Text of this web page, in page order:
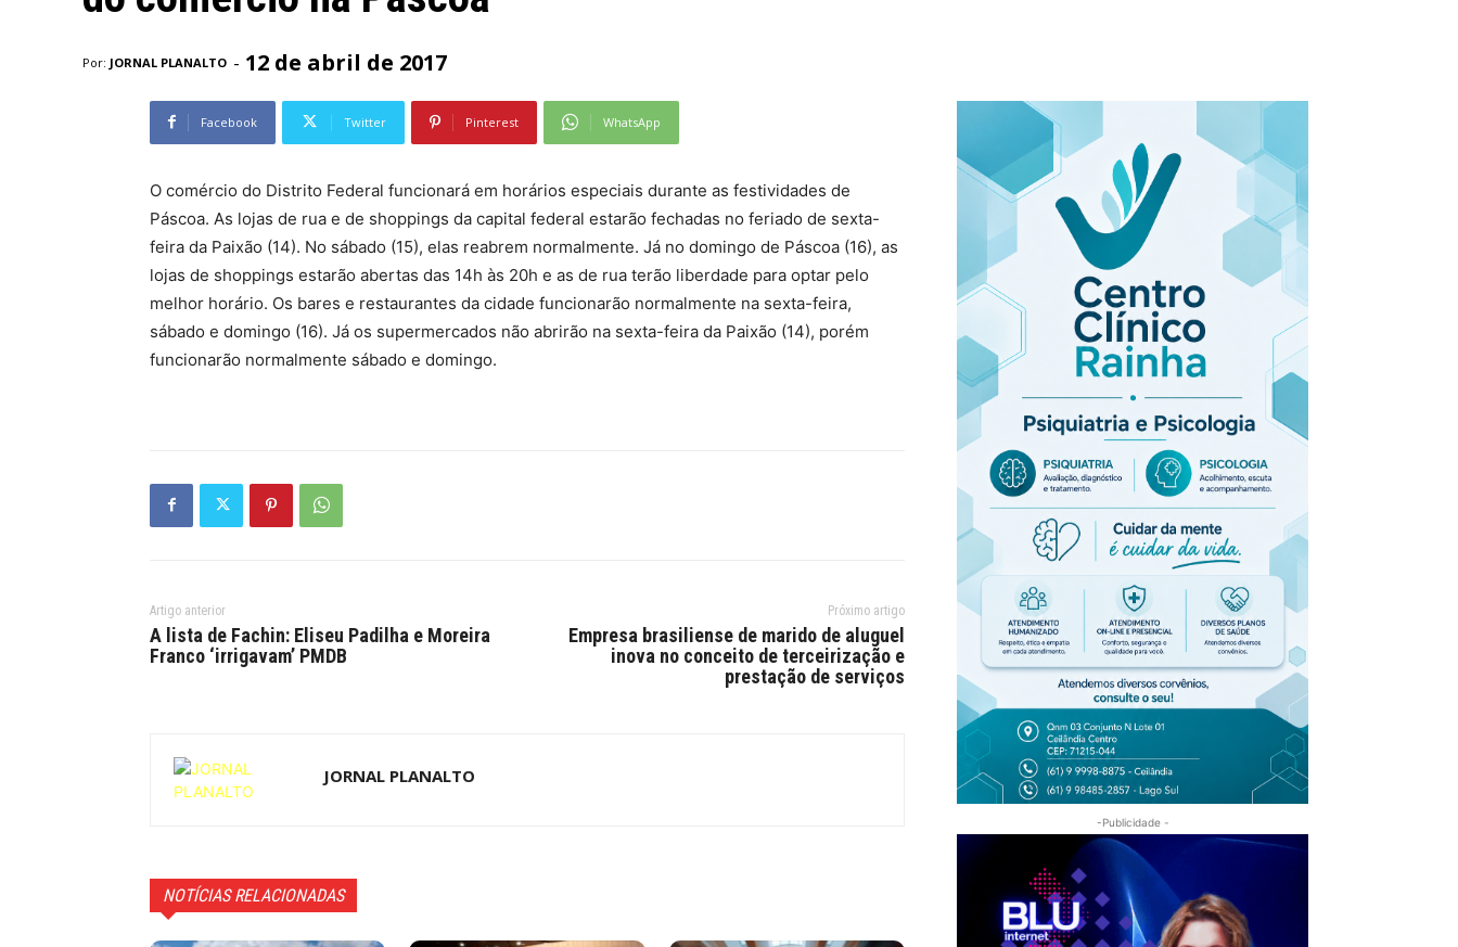
Por: JORNAL PLANALTO - 12 de abril de 2017
Facebook Twitter Pinterest WhatsApp
O comércio do Distrito Federal funcionará em horários especiais durante as festividades de
Páscoa. As lojas de rua e de shoppings da capital federal estarão fechadas no feriado de sexta-
feira da Paixão (14). No sábado (15), elas reabrem normalmente. Já no domingo de Páscoa (16), as
lojas de shoppings estarão abertas das 14h às 20h e as de rua terão liberdade para optar pelo
melhor horário. Os bares e restaurantes da cidade funcionarão normalmente na sexta-feira,
sábado e domingo (16). Já os supermercados não abrirão na sexta-feira da Paixão (14), porém
funcionarão normalmente sábado e domingo.
Artigo anterior
A lista de Fachin: Eliseu Padilha e Moreira
Franco ‘irrigavam’ PMDB
Próximo artigo
Empresa brasiliense de marido de aluguel
inova no conceito de terceirização e
prestação de serviços
JORNAL PLANALTO
NOTÍCIAS RELACIONADAS
-Publicidade -